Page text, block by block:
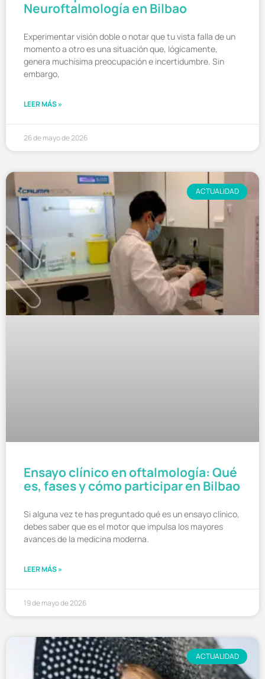
Neuroftalmología en Bilbao
Experimentar visión doble o notar que tu vista falla de un
momento a otro es una situación que, lógicamente,
genera muchísima preocupación e incertidumbre. Sin
embargo,
LEER MÁS »
26 de mayo de 2026
ACTUALIDAD
Ensayo clínico en oftalmología: Qué
es, fases y cómo participar en Bilbao
Si alguna vez te has preguntado qué es un ensayo clínico,
debes saber que es el motor que impulsa los mayores
avances de la medicina moderna.
LEER MÁS »
19 de mayo de 2026
ACTUALIDAD